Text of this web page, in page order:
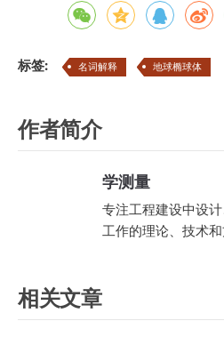
标签: 名词解释 地球椭球体
作者简介
学测量
专注工程建设中设
工作的理论、技术
相关文章